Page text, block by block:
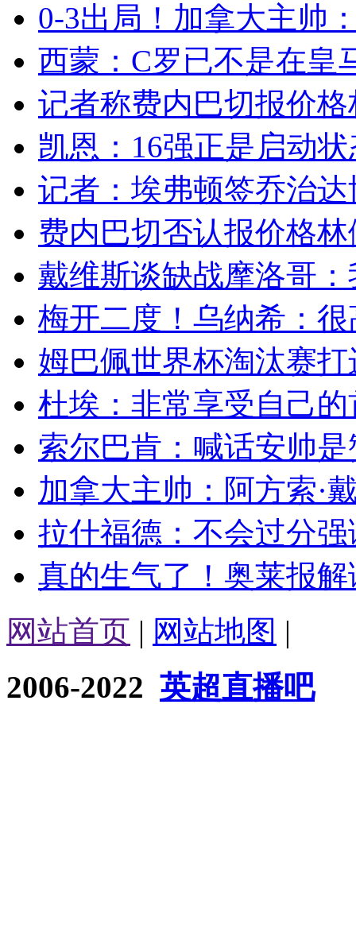
0-3出局！加拿大主帅
西蒙：C罗已不是在皇
记者称费内巴切报价
凯恩：16强正是启动
记者：埃弗顿签乔治
费内巴切否认报价格
戴维斯谈缺战摩洛哥
梅开二度！乌纳希：
姆巴佩世界杯淘汰赛
杜埃：非常享受自己
索尔巴肯：喊话安帅
加拿大主帅：阿方索·
拉什福德：不会过分
真的生气了！奥莱报
网站首页 | 网站地图 |
2006-2022 英超直播吧